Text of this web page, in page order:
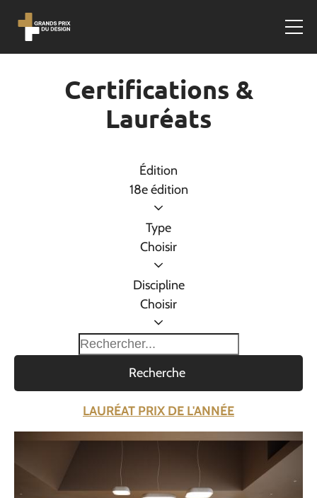
Certifications &
Lauréats
Édition
18e édition
Type
Choisir
Discipline
Choisir
Recherche
LAURÉAT PRIX DE L'ANNÉE